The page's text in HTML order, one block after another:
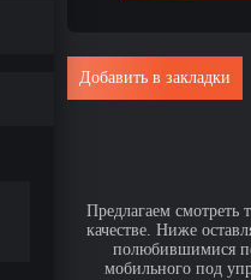
Добавить в закладки
Предлагаем
качестве. Ниже
полюбившимися
мобильного под